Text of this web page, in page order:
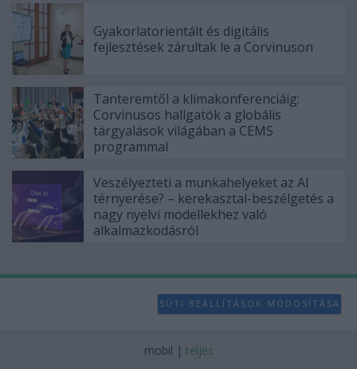
Gyakorlatorientált és digitális
fejlesztések zárultak le a Corvinuson
Tanteremtől a klímakonferenciáig:
Corvinusos hallgatók a globális
tárgyalások világában a CEMS
programmal
Veszélyezteti a munkahelyeket az AI
térnyerése? – kerekasztal-beszélgetés a
nagy nyelvi modellekhez való
alkalmazkodásról
SÜTI BEÁLLÍTÁSOK MÓDOSÍTÁSA
mobil | teljes